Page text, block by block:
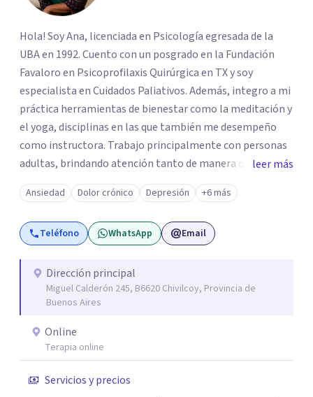
Hola! Soy Ana, licenciada en Psicología egresada de la
UBA en 1992. Cuento con un posgrado en la Fundación
Favaloro en Psicoprofilaxis Quirúrgica en TX y soy
especialista en Cuidados Paliativos. Además, integro a mi
práctica herramientas de bienestar como la meditación y
el yoga, disciplinas en las que también me desempeño
como instructora. Trabajo principalmente con personas
adultas, brindando atención tanto de manera online
como en el consultorio, adaptándome a las necesidades
de cada paciente. Acompaño procesos vinculados a la
ansiedad, la depresión, el estrés, el duelo, el dolor crónico
y distintos momentos vitales que requieren contención,
leer más
Ansiedad Dolor crónico Depresión +6 más
Teléfono WhatsApp Email
Dirección principal
Miguel Calderón 245, B6620 Chivilcoy, Provincia de
Buenos Aires
Online
Terapia online
Servicios y precios